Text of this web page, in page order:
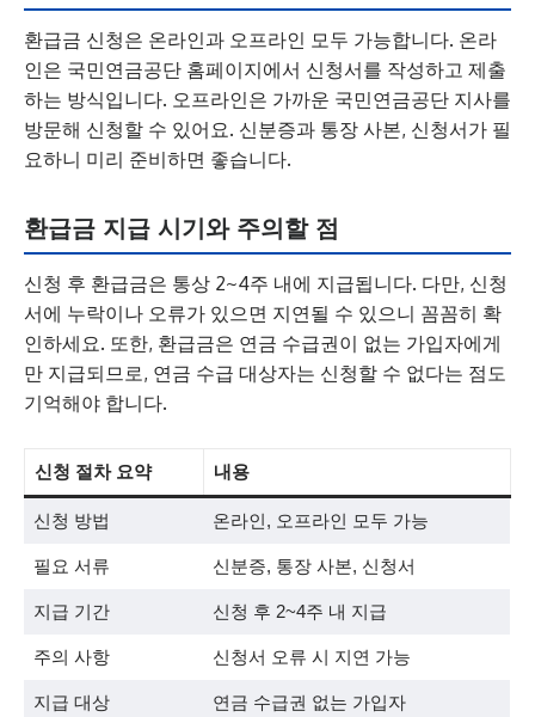
환급금 신청은 온라인과 오프라인 모두 가능합니다. 온라
인은 국민연금공단 홈페이지에서 신청서를 작성하고 제출
하는 방식입니다. 오프라인은 가까운 국민연금공단 지사를
방문해 신청할 수 있어요. 신분증과 통장 사본, 신청서가 필
요하니 미리 준비하면 좋습니다.
환급금 지급 시기와 주의할 점
신청 후 환급금은 통상 2~4주 내에 지급됩니다. 다만, 신청
서에 누락이나 오류가 있으면 지연될 수 있으니 꼼꼼히 확
인하세요. 또한, 환급금은 연금 수급권이 없는 가입자에게
만 지급되므로, 연금 수급 대상자는 신청할 수 없다는 점도
기억해야 합니다.
신청 절차 요약 내용
신청 방법 온라인, 오프라인 모두 가능
필요 서류 신분증, 통장 사본, 신청서
지급 기간 신청 후 2~4주 내 지급
주의 사항 신청서 오류 시 지연 가능
지급 대상 연금 수급권 없는 가입자